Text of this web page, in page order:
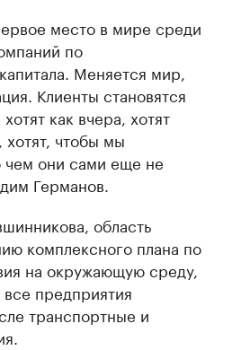
место в мире среди
по
Меняется мир,
Клиенты становятся
как вчера, хотят
чтобы мы
чем они сами еще не
Германов.
область
комплексного плана по
на окружающую среду,
все предприятия
транспортные и